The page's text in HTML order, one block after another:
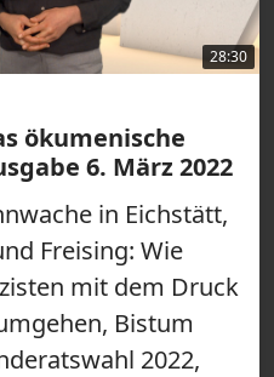
28:30
ökumenische
6. März 2022
in Eichstätt,
Freising: Wie
mit dem Druck
Bistum
2022,